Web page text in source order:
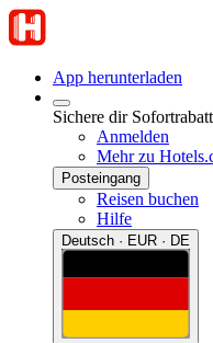
App herunterladen
Sichere dir
Anmelden
Mehr zu
Posteingang
Reisen buchen
Hilfe
Deutsch · EUR · DE